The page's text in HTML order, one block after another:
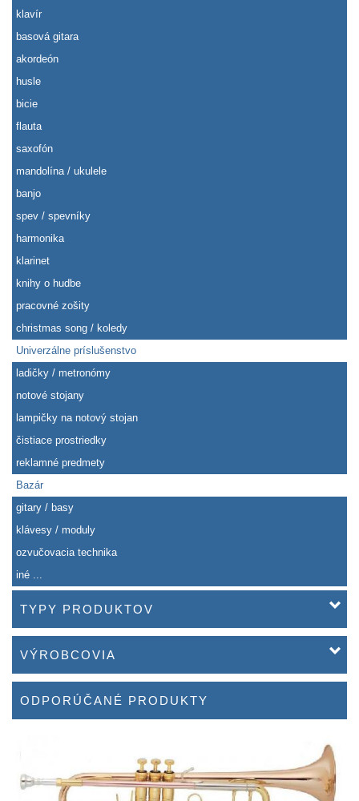
klavír
basová gitara
akordeón
husle
bicie
flauta
saxofón
mandolína / ukulele
banjo
spev / spevníky
harmonika
klarinet
knihy o hudbe
pracovné zošity
christmas song / koledy
Univerzálne príslušenstvo
ladičky / metronómy
notové stojany
lampičky na notový stojan
čistiace prostriedky
reklamné predmety
Bazár
gitary / basy
klávesy / moduly
ozvučovacia technika
iné ...
TYPY PRODUKTOV
VÝROBCOVIA
ODPORÚČANÉ PRODUKTY